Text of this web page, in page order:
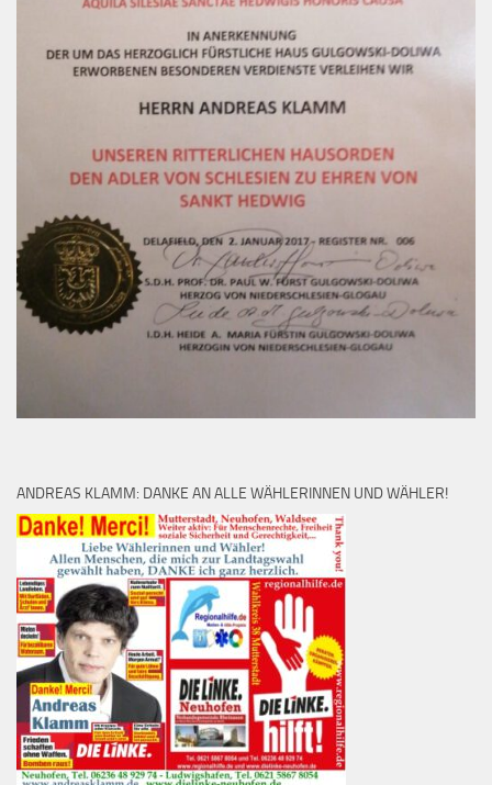
ANDREAS KLAMM: DANKE AN ALLE WÄHLERINNEN UND WÄHLER!